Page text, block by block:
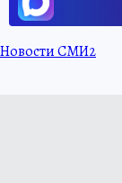
Новости СМИ2